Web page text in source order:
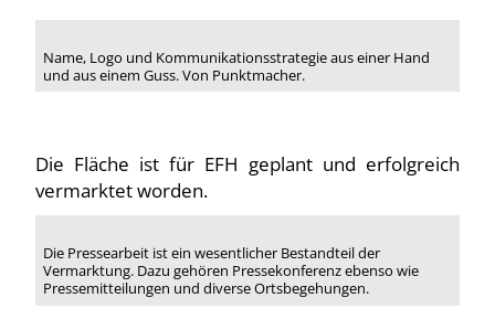
Name, Logo und Kommunikationsstrategie aus einer Hand
und aus einem Guss. Von Punktmacher.
Die Fläche ist für EFH geplant und erfolgreich
vermarktet worden.
Die Pressearbeit ist ein wesentlicher Bestandteil der
Vermarktung. Dazu gehören Pressekonferenz ebenso wie
Pressemitteilungen und diverse Ortsbegehungen.